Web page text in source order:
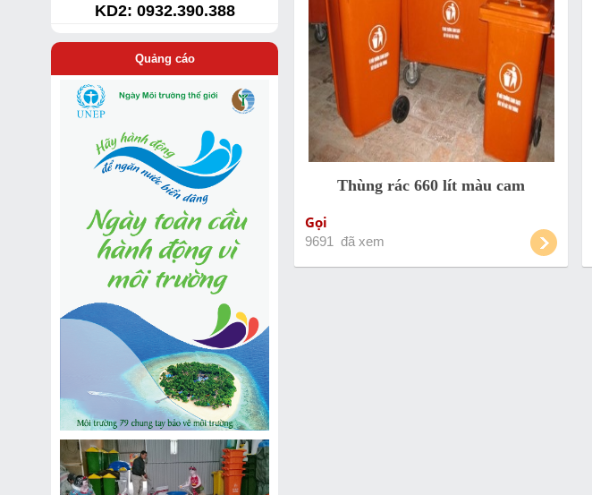
KD2: 0932.390.388
Quảng cáo
Thùng rác 660 lít màu cam
Gọi
9691 đã xem